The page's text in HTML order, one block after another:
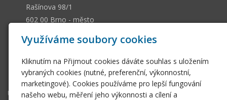
Rašínova 98/1
602 00 Brno - město
CZ505112128
ssobotkova@gmail.com
+420 542 212 393
Úvodní stránka
Využíváme soubory cookies
Kliknutím na Přijmout cookies dáváte souhlas s uložením
vybraných cookies (nutné, preferenční, výkonnostní,
marketingové). Cookies používáme pro lepší fungování
našeho webu, měření jeho výkonnosti a cílení a